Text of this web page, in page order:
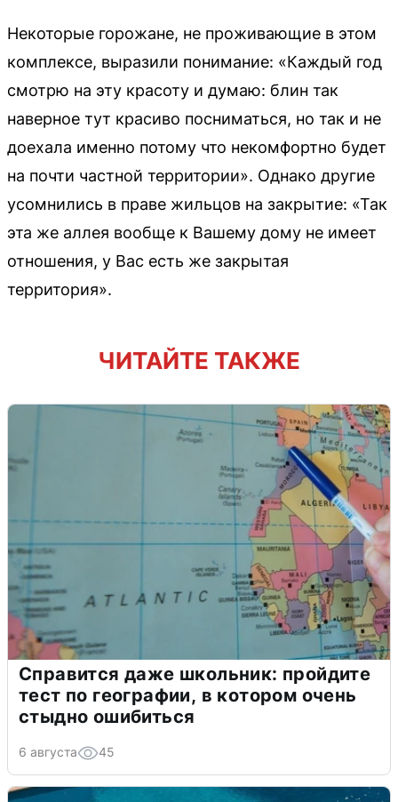
Некоторые горожане, не проживающие в этом
комплексе, выразили понимание: «Каждый год
смотрю на эту красоту и думаю: блин так
наверное тут красиво посниматься, но так и не
доехала именно потому что некомфортно будет
на почти частной территории». Однако другие
усомнились в праве жильцов на закрытие: «Так
эта же аллея вообще к Вашему дому не имеет
отношения, у Вас есть же закрытая
территория».
ЧИТАЙТЕ ТАКЖЕ
Справится даже школьник: пройдите
тест по географии, в котором очень
стыдно ошибиться
6 августа 45